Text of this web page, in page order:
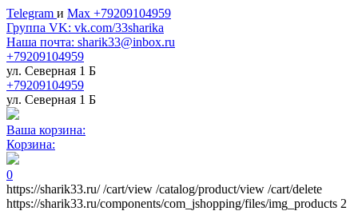
Telegram и Max +79209104959
Группа VK: vk.com/33sharika
Наша почта: sharik33@inbox.ru
+79209104959
ул. Северная 1 Б
+79209104959
ул. Северная 1 Б
Ваша корзина:
Корзина:
0
https://sharik33.ru/ /cart/view /catalog/product/view /cart/delete
https://sharik33.ru/components/com_jshopping/files/img_products 2